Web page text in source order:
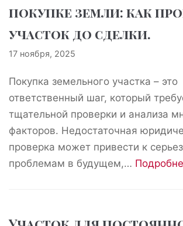
покупке земли: как
участок до сделки.
17 ноября, 2025
Покупка земельного участка – это
ответственный шаг, который
тщательной проверки и анализа
факторов. Недостаточная
проверка может привести к
проблемам в будущем,…